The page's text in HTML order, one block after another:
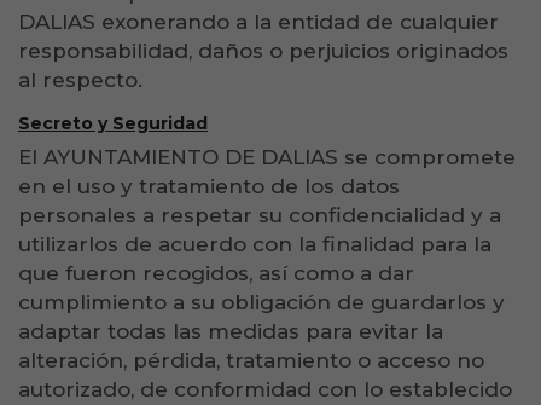
DALIAS exonerando a la entidad de cualquier
responsabilidad, daños o perjuicios originados
al respecto.
Secreto y Seguridad
El AYUNTAMIENTO DE DALIAS se compromete
en el uso y tratamiento de los datos
personales a respetar su confidencialidad y a
utilizarlos de acuerdo con la finalidad para la
que fueron recogidos, así como a dar
cumplimiento a su obligación de guardarlos y
adaptar todas las medidas para evitar la
alteración, pérdida, tratamiento o acceso no
autorizado, de conformidad con lo establecido